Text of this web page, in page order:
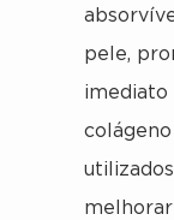
pele,
imediato